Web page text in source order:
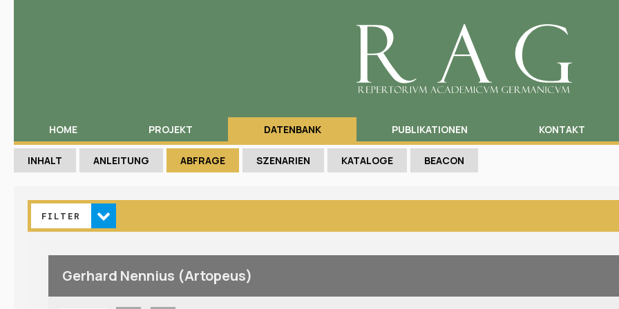
HOME PROJEKT DATENBANK PUBLIKATIONEN KONTAKT
INHALT ANLEITUNG ABFRAGE SZENARIEN KATALOGE BEACON